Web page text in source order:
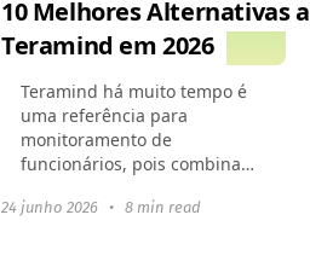
10 Melhores Alternativas
Teramind em 2026
Teramind há muito tempo é
uma referência para
monitoramento de
funcionários, pois combina
violação e análises
24 junho 2026 • 8 min read